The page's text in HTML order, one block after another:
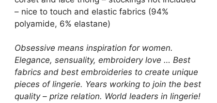
– nice to touch and elastic fabrics (94%
polyamide, 6% elastane)
Obsessive means inspiration for women.
Elegance, sensuality, embroidery love … Best
fabrics and best embroideries to create unique
pieces of lingerie. Years working to join the best
quality – prize relation. World leaders in lingerie!